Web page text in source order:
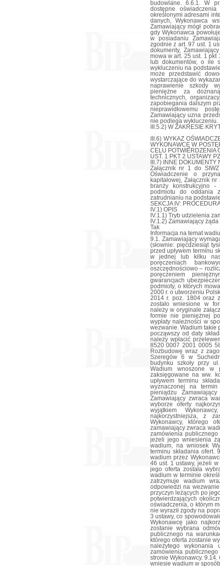
budowlane. 6.6.1. W
dostępne
określonymi adresami
danych, Wykonawca
Zamawiający mógł
gdy Wykonawca
w posiadaniu
zgodnie z art. 97 ust. 1
dokumenty,
mowa w art. 25 ust. 1 pkt
lub dokumentów, o ile
wykluczeniu na
może przedstawić
wystarczające do
naprawienie szkody
pieniężne za
technicznych,
zapobiegania dalszym
nieprawidłowemu
Zamawiający uzna
nie podlega wykluczeniu.
III.5.2) W ZAKRESIE
III.6) WYKAZ
WYKONAWCĘ W
CELU POTWIERDZENIA
UST. 1 PKT 2 USTAWY
III.7) INNE DOKUMENTY
Załącznik nr 1 do
Oświadczenie o
kapitałowej, Załącznik
branży konstrukcyjno
podmiotu do oddania
zatrudnianiu na
SEKCJA IV:
IV.1) OPIS
IV.1.1) Tryb udzielenia
IV.1.2) Zamawiający
Tak
Informacja na temat
9.1. Zamawiający
(słownie: pięćdziesiąt
przed upływem terminu
w jednej lub kilku
poręczeniach
oszczędnościowo –
poręczeniem
gwarancjach
podmioty, o których
2000 r. o utworzeniu
2014 r. poz. 1804 oraz
zostało wniesione w
należy w oryginale
formie nie pieniężnej
wypłaty należności w
wezwanie. Wadium takie
począwszy od daty
należy wpłacić
8520 0007 2001 0005
Rozbudowę wraz z
Szeregów 6 w
budynku szkoły przy
Wadium wnoszone w
zaksięgowane na ww.
upływem terminu
wyznaczonej na
pieniądzu
Zamawiający zwraca
wyborze oferty
wyjątkiem
najkorzystniejsza, z
Wykonawcy, którego
zamawiający zwraca
zamówienia
jeżeli jego wniesienia
wadium, na wniosek
terminu składania ofert.
wadium przez
46 ust. 1 ustawy, jeżeli
jego oferta została
wadium w terminie
zatrzymuje wadium
odpowiedzi na
przyczyn leżących po
potwierdzających
oświadczenia, o którym
nie wyraził zgody na
3 ustawy, co
Wykonawcę jako
zostanie wybrana
publicznego na
którego oferta zostanie
należytego wykonania
zamówienia
stronie Wykonawcy.
wniesie wadium w